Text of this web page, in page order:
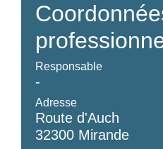
Responsable
-
Adresse
Route d'Auch
32300 Mirande